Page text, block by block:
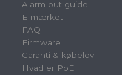
Alarm out guide
E-mærket
FAQ
Firmware
Garanti & købelov
Hvad er PoE